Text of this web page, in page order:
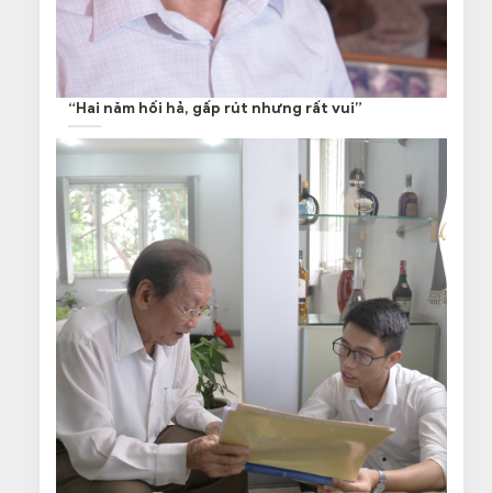
“Hai năm hối hả, gấp rút nhưng rất vui”